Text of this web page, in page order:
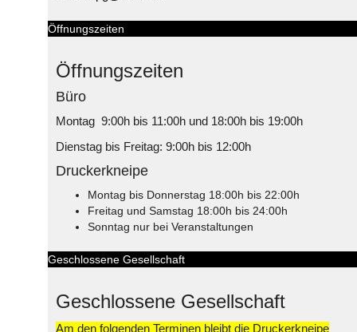
Öffnungszeiten
Öffnungszeiten
Büro
Montag 9:00h bis 11:00h und 18:00h bis 19:00h
Dienstag bis Freitag: 9:00h bis 12:00h
Druckerkneipe
Montag bis Donnerstag 18:00h bis 22:00h
Freitag und Samstag 18:00h bis 24:00h
Sonntag nur bei Veranstaltungen
Geschlossene Gesellschaft
Geschlossene Gesellschaft
Am den folgenden Terminen bleibt die Druckerkneipe